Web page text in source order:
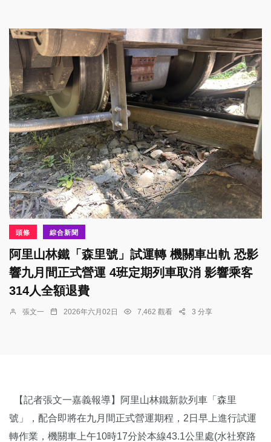
頭條 綜合新聞
阿里山林鐵「森里號」試運轉 機關車出軌 恐影
響九月間正式營運 4班定期列車取消 影響乘客
314人全額退費
張文一 2026年六月02日 7,462 觀看 3 分享
【記者張文一嘉義報導】阿里山林鐵新款列車「森里
號」，配合即將在九月間正式營運期程，2日早上進行試運
轉作業，機關車上午10時17分於本線43.1公里處(水社寮路